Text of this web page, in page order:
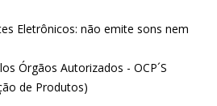
Eletrônicos: não emite sons nem
Órgãos Autorizados - OCP´S
de Produtos)